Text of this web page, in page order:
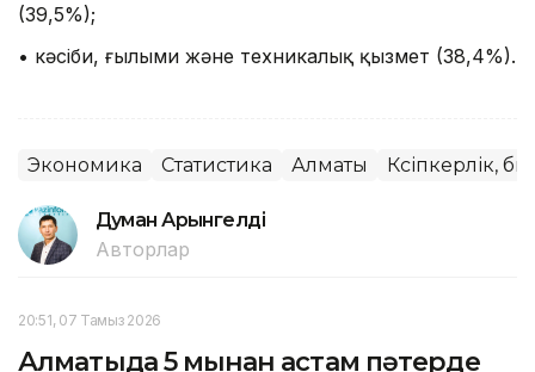
(39,5%);
• кәсіби, ғылыми және техникалық қызмет (38,4%).
Экономика Статистика Алматы Кәсіпкерлік,
Думан Арғынгелді
Авторлар
20:51, 07 Тамыз 2026
Алматыда 5 мыңнан астам пәтерде